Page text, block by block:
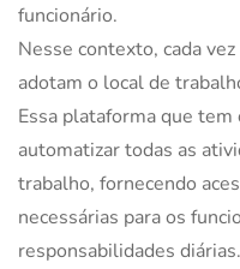
funcionário.
Nesse contexto, cada
adotam o local de
Essa plataforma que
automatizar todas as
trabalho, fornecendo
necessárias para os
responsabilidades diárias.